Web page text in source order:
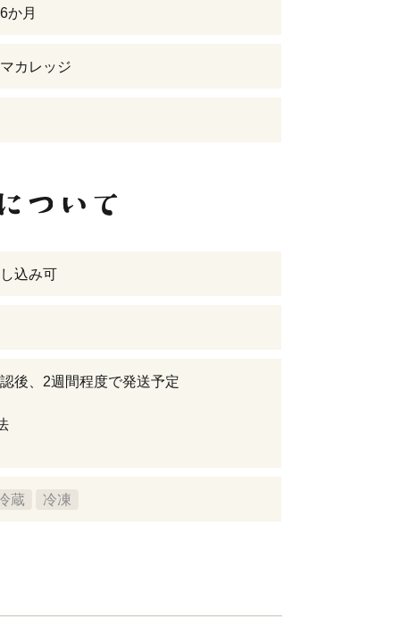
か月
カレッジ
込み可
後、2週間程度で発送予定
蔵 冷凍